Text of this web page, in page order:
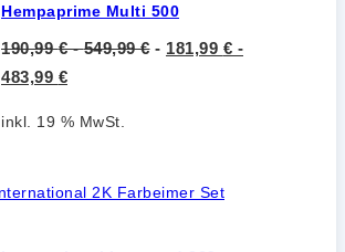
Hempaprime Multi 500
190,99€-549,99€- 181,99 € -
483,99 €
inkl. 19 % MwSt.